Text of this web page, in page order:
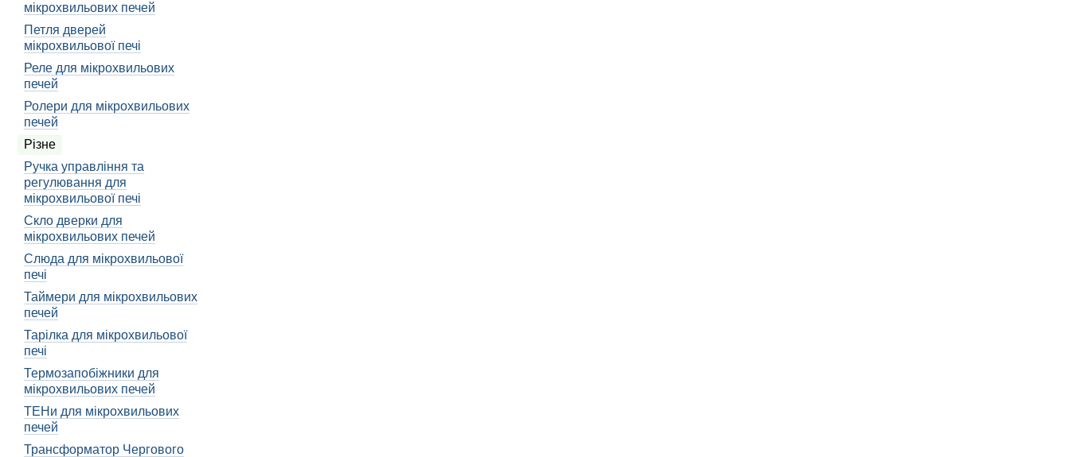
мікрохвильових печей
Петля дверей
мікрохвильової печі
Реле для мікрохвильових
печей
Ролери для мікрохвильових
печей
Різне
Ручка управління та
регулювання для
мікрохвильової печі
Скло дверки для
мікрохвильових печей
Слюда для мікрохвильової
печі
Таймери для мікрохвильових
печей
Тарілка для мікрохвильової
печі
Термозапобіжники для
мікрохвильових печей
ТЕНи для мікрохвильових
печей
Трансформатор Чергового